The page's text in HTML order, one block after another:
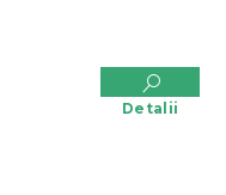
Detalii